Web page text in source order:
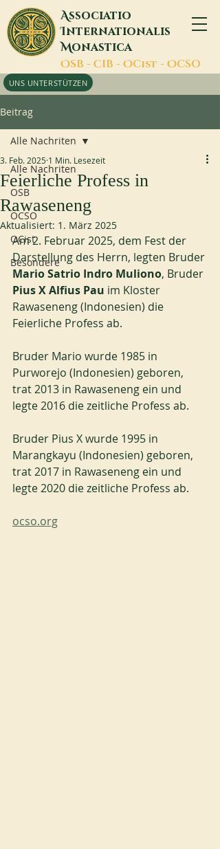
Associatio
Internationalis
Monastica
OSB - CIB - OCist - OCSO
UNS UNTERSTÜTZEN
Beitrag
Alle Nachriten
OSB
OCSO
OCist
Besondere
Alle Nachriten
Feierliche Profess in
Rawaseneng
3. Feb. 2025 1 Min. Lesezeit
Aktualisiert: 1. März 2025
Am 2. Februar 2025, dem Fest der
Darstellung des Herrn, legten Bruder
Mario Satrio Indro Muliono, Bruder
Pius X Alfius Pau im Kloster
Rawaseneng (Indonesien) die
Feierliche Profess ab.
Bruder Mario wurde 1985 in
Purworejo (Indonesien) geboren,
trat 2013 in Rawaseneng ein und
legte 2016 die zeitliche Profess ab.
Bruder Pius X wurde 1995 in
Marangkayu (Indonesien) geboren,
trat 2017 in Rawaseneng ein und
legte 2020 die zeitliche Profess ab.
ocso.org